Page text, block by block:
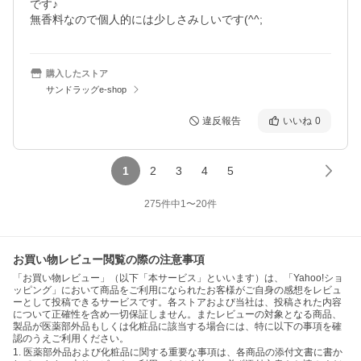
です♪
無香料なので個人的には少しさみしいです(^^;
購入したストア
サンドラッグe-shop
違反報告 いいね 0
1 2 3 4 5
275件中1〜20件
お買い物レビュー閲覧の際の注意事項
「お買い物レビュー」（以下「本サービス」といいます）は、「Yahoo!ショ
ッピング」において商品をご利用になられたお客様がご自身の感想をレビュ
ーとして投稿できるサービスです。各ストアおよび当社は、投稿された内容
について正確性を含め一切保証しません。またレビューの対象となる商品、
製品が医薬部外品もしくは化粧品に該当する場合には、特に以下の事項を確
認のうえご利用ください。
1. 医薬部外品および化粧品に関する重要な事項は、各商品の添付文書に書か